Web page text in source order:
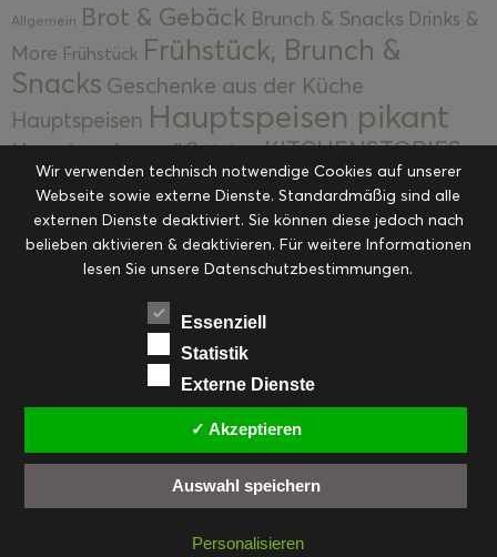
Allgemein Brot & Gebäck Brunch & Snacks Drinks &
More Frühstück Frühstück, Brunch &
Snacks Geschenke aus der Küche
Hauptspeisen Hauptspeisen pikant
Hauptspeisen süßKekseKITCHENSTORIES
Kuchen, Torten & Desserts Kuchen und
Desserts Kulinarik Kulinarische Mitbringsel &
Eingemachtes Ohne Kategorie Ostern Resteküche
RezepteSaisonalSliderStartseite
Suppen, Salate & Vorspeisen
Vorspeisen, Salate & Suppen
Weihnachten Workshops & Events
FACEBOOK PINTEREST
EMAIL
INSTAGRAM
Wir verwenden technisch notwendige Cookies auf unserer
Webseite sowie externe Dienste. Standardmäßig sind alle
externen Dienste deaktiviert. Sie können diese jedoch nach
belieben aktivieren & deaktivieren. Für weitere Informationen
lesen Sie unsere Datenschutzbestimmungen.
Essenziell
Statistik
Externe Dienste
✓ Akzeptieren
Auswahl speichern
Personalisieren